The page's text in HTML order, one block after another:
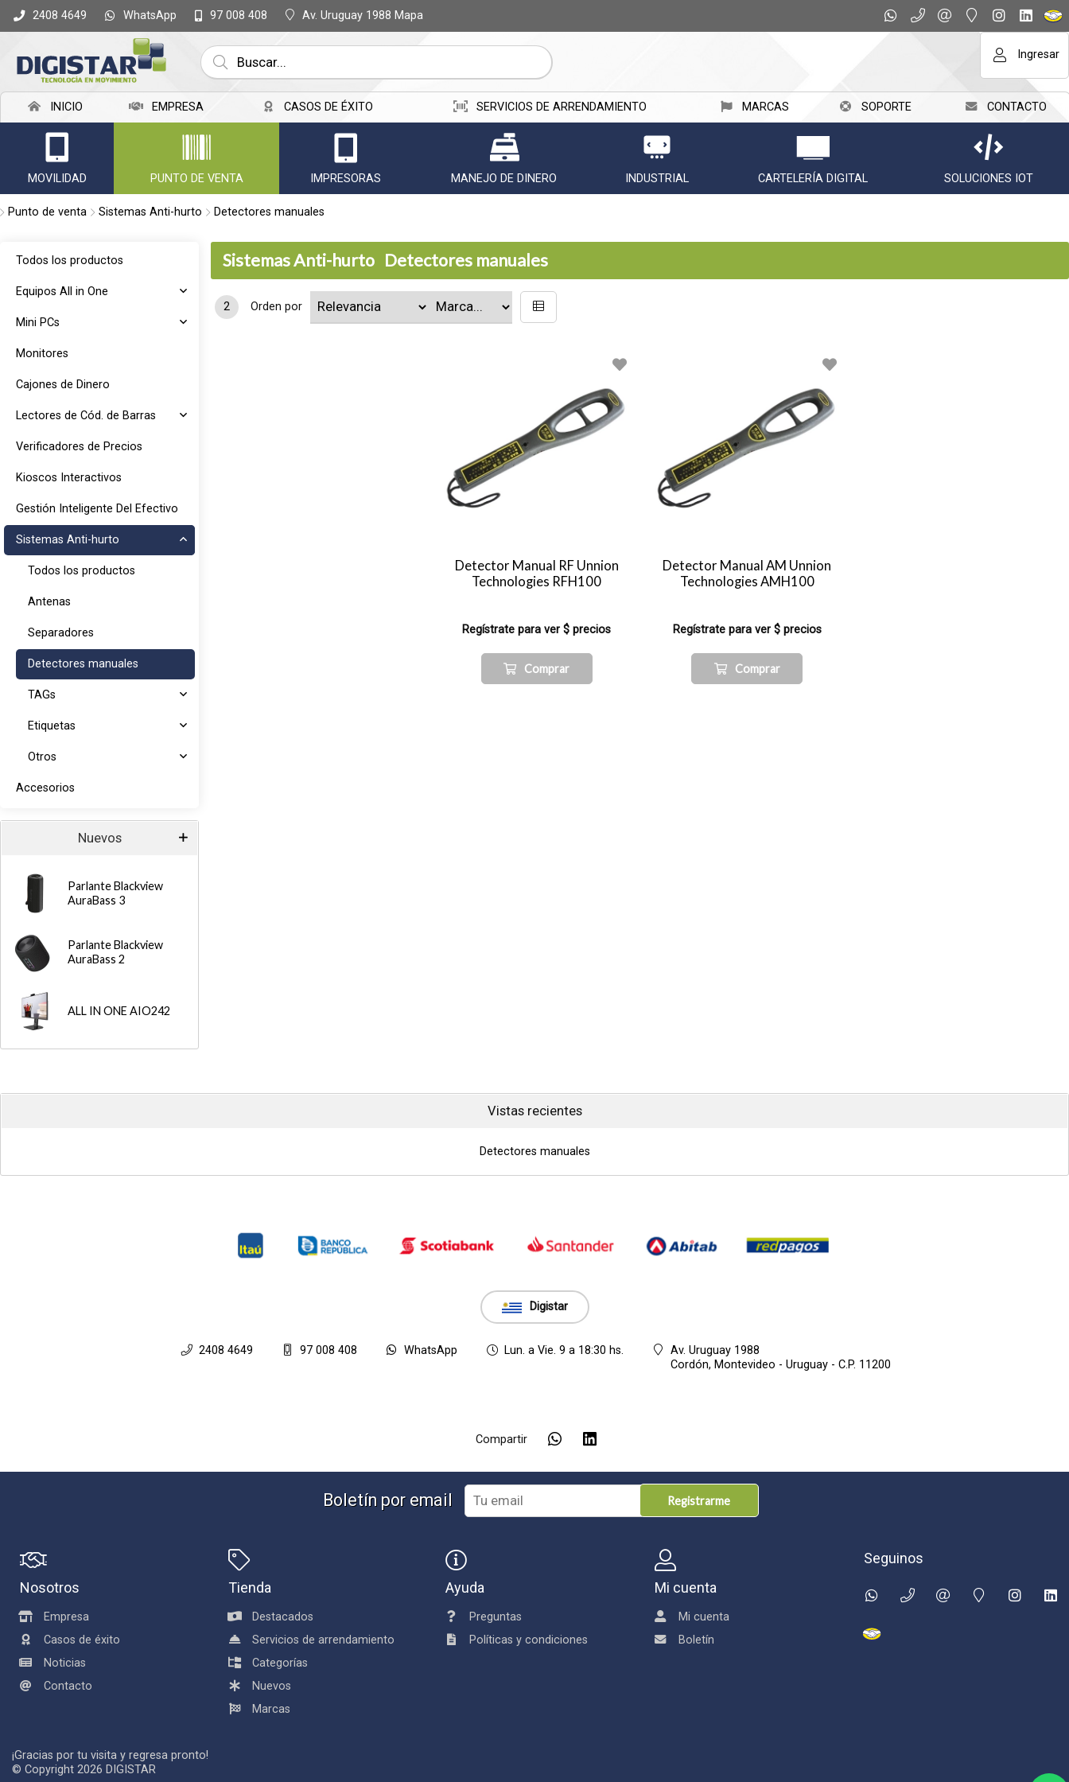
2408 4649 WhatsApp 97 008 408 Av. Uruguay 1988 Mapa
Ingresar
INICIO EMPRESA CASOS DE ÉXITO SERVICIOS DE ARRENDAMIENTO MARCAS SOPORTE CONTACTO
MOVILIDAD PUNTO DE VENTA IMPRESORAS MANEJO DE DINERO INDUSTRIAL CARTELERÍA DIGITAL SOLUCIONES IOT
Punto de venta Sistemas Anti-hurto Detectores manuales
Todos los productos
Equipos All in One
Mini PCs
Monitores
Cajones de Dinero
Lectores de Cód. de Barras
Verificadores de Precios
Kioscos Interactivos
Gestión Inteligente Del Efectivo
Sistemas Anti-hurto
Todos los productos
Antenas
Separadores
Detectores manuales
TAGs
Etiquetas
Otros
Accesorios
Nuevos
Parlante Blackview
AuraBass 3
Parlante Blackview
AuraBass 2
ALL IN ONE AIO242
Sistemas Anti-hurto Detectores manuales
2 Orden por
Detector Manual RF Unnion
Technologies RFH100
Regístrate para ver $ precios
Comprar
Detector Manual AM Unnion
Technologies AMH100
Regístrate para ver $ precios
Comprar
Vistas recientes
Detectores manuales
Digistar
2408 4649 97 008 408 WhatsApp Lun. a Vie. 9 a 18:30 hs.
Av. Uruguay 1988
Cordón, Montevideo - Uruguay - C.P. 11200
Compartir
Boletín por email Registrarme
Nosotros
Empresa
Casos de éxito
Noticias
Contacto
Tienda
Destacados
Servicios de arrendamiento
Categorías
Nuevos
Marcas
Ayuda
Preguntas
Políticas y condiciones
Mi cuenta
Mi cuenta
Boletín
Seguinos
¡Gracias por tu visita y regresa pronto!
© Copyright 2026 DIGISTAR